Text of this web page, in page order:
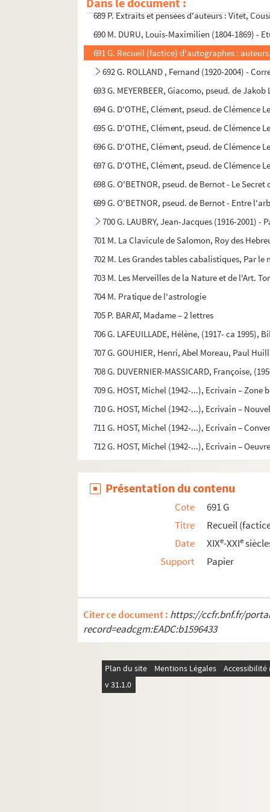
689 P. Extraits et pensées d'auteurs : Vitet,
690 M. DURU, Louis-Maximilien (1804-1869) -
691 G. Recueil (factice) d'autographes :
692 G. ROLLAND , Fernand (1920-2004) -
693 G. MEYERBEER, Giacomo, pseud. de
694 G. D'OTHE, Clément, pseud. de Clémence
695 G. D'OTHE, Clément, pseud. de Clémence
696 G. D'OTHE, Clément, pseud. de Clémence
697 G. D'OTHE, Clément, pseud. de Clémence
698 G. O'BETNOR, pseud. de Bernot - Le
699 G. O'BETNOR, pseud. de Bernot - Entre
700 G. LAUBRY, Jean-Jacques (1916-2001) -
701 M. La Clavicule de Salomon, Roy des
702 M. Les Grandes tables cabalistiques, Par
703 M. Les Merveilles de la Nature et de l'Art.
704 M. Pratique de l'astrologie
705 P. BARAT, Madame – 2 lettres
706 G. LAFEUILLADE, Hélène, (1917- ca
707 G. GOUHIER, Henri, Abel Moreau, Paul
708 G. DUVERNIER-MASSICARD, Françoise,
709 G. HOST, Michel (1942-...), Ecrivain –
710 G. HOST, Michel (1942-...), Ecrivain –
711 G. HOST, Michel (1942-...), Ecrivain –
712 G. HOST, Michel (1942-...), Ecrivain –
Présentation du contenu
Cote
691 G
Titre
Recueil
Date
XIXe-XXIe
Support
Papier
Citer ce document : https://ccfr.bnf.fr/
record=eadcgm:EADC:b1596433
Plan du site Mentions Légales
v 31.1.0